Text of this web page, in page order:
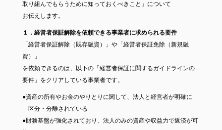
取り組んでもらうために知っておくべきこと」について
お伝えします。
１．経営者保証解除を依頼できる事業者に求められる要件
「経営者保証解除（既存融資）」や「経営者保証免除（新規融
資）」
を依頼できるのは、以下の「経営者保証に関するガイドラインの
要件」をクリアしている事業者です。
●資産の所有やお金のやりとりに関して、法人と経営者が明確に
区分・分離されている
●財務基盤が強化されており、法人のみの資産や収益力で返済が可